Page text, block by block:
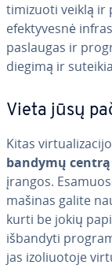
ti­mi­zuo­ti veiklą ir
efek­ty­ves­nė
paslaugas ir
diegimą ir
Vieta jūsų
Kitas
bandymų centrą
įrangos.
mašinas galite
kurti be jokių
išbandyti
jas izo­liuo­to­je